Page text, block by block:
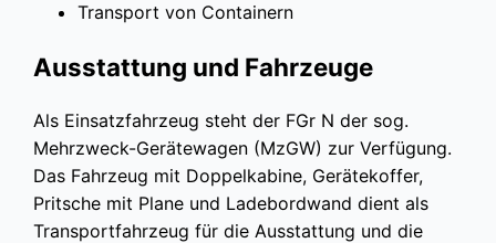
Transport von Containern
Ausstattung und Fahrzeuge
Als Einsatzfahrzeug steht der FGr N der sog.
Mehrzweck-Gerätewagen (MzGW) zur Verfügung.
Das Fahrzeug mit Doppelkabine, Gerätekoffer,
Pritsche mit Plane und Ladebordwand dient als
Transportfahrzeug für die Ausstattung und die